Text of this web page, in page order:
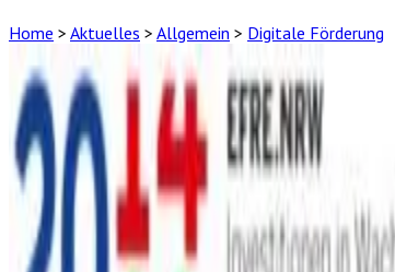
Home > Aktuelles > Allgemein > Digitale Förderung